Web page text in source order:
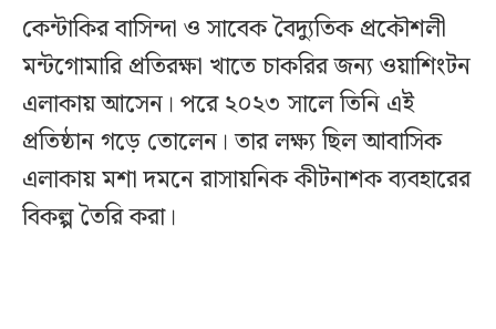
কেন্টাকির বাসিন্দা ও সাবেক বৈদ্যুতিক প্রকৌশলী
মন্টগোমারি প্রতিরক্ষা খাতে চাকরির জন্য ওয়াশিংটন
এলাকায় আসেন। পরে ২০২৩ সালে তিনি এই
প্রতিষ্ঠান গড়ে তোলেন। তার লক্ষ্য ছিল আবাসিক
এলাকায় মশা দমনে রাসায়নিক কীটনাশক ব্যবহারের
বিকল্প তৈরি করা।